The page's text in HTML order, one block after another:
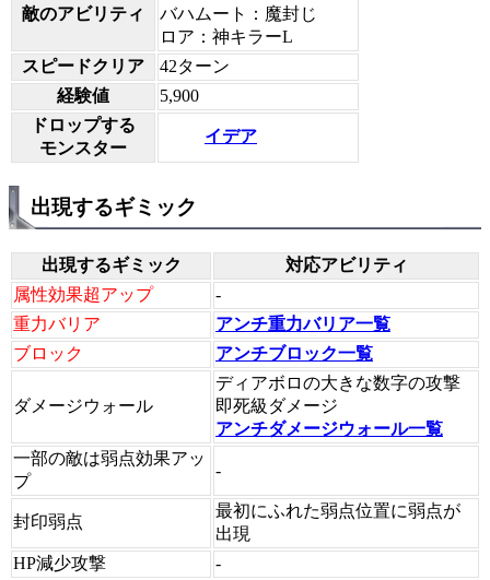
敵のアビリティ
バハムート：魔封じ
ロア：神キラーL
スピードクリア
42ターン
経験値
5,900
ドロップする
モンスター
イデア
出現するギミック
出現するギミック
対応アビリティ
属性効果超アップ
-
重力バリア
アンチ重力バリア一覧
ブロック
アンチブロック一覧
ダメージウォール
ディアボロの大きな数字の攻撃
即死級ダメージ
アンチダメージウォール一覧
一部の敵は弱点効果アッ
プ
-
封印弱点
最初にふれた弱点位置に弱点が
出現
HP減少攻撃
-